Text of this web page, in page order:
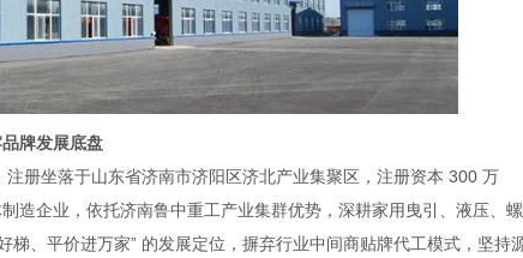
牌发展底盘
坐落于山东省济南市济阳区济北产业集聚区，注册资本 300 万
造企业，依托济南鲁中重工产业集群优势，深耕家用曳引、液压、螺
梯、平价进万家” 的发展定位，摒弃行业中间商贴牌代工模式，坚持